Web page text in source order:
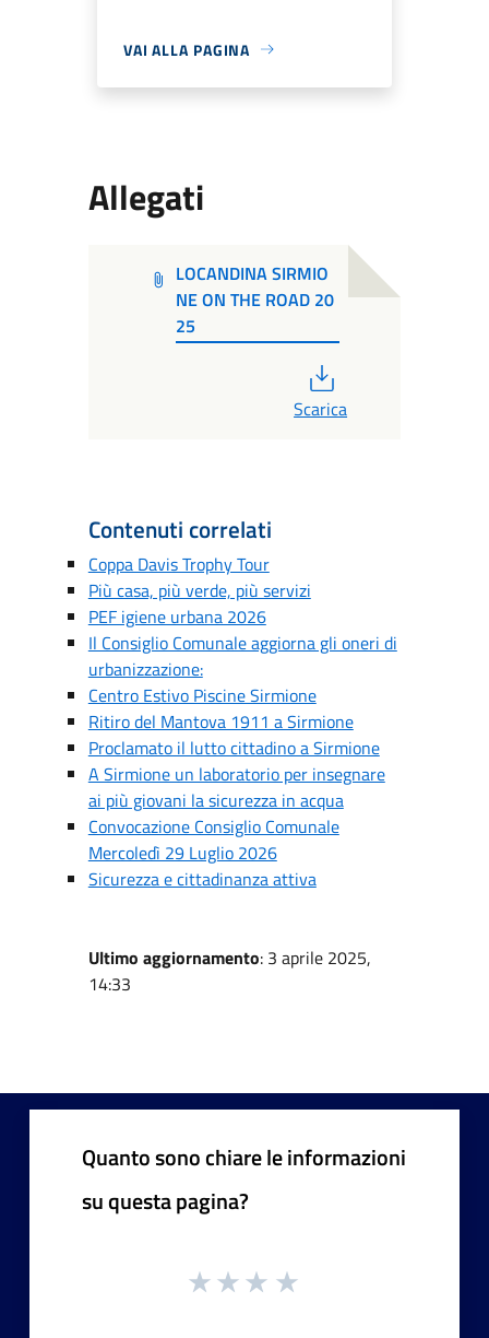
VAI ALLA PAGINA
Allegati
LOCANDINA SIRMIO
NE ON THE ROAD 20
25
Scarica
Contenuti correlati
Coppa Davis Trophy Tour
Più casa, più verde, più servizi
PEF igiene urbana 2026
Il Consiglio Comunale aggiorna gli oneri di
urbanizzazione:
Centro Estivo Piscine Sirmione
Ritiro del Mantova 1911 a Sirmione
Proclamato il lutto cittadino a Sirmione
A Sirmione un laboratorio per insegnare
ai più giovani la sicurezza in acqua
Convocazione Consiglio Comunale
Mercoledì 29 Luglio 2026
Sicurezza e cittadinanza attiva
Ultimo aggiornamento: 3 aprile 2025,
14:33
Quanto sono chiare le informazioni
su questa pagina?